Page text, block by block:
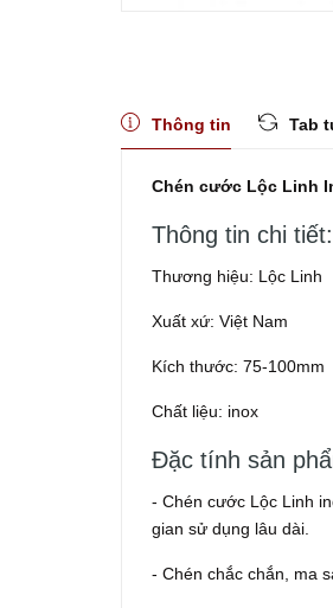
Thông tin Tab
Chén cước Lộc Linh
Thông tin chi tiết:
Thương hiệu: Lộc Linh
Xuất xứ: Việt Nam
Kích thước: 75-100mm
Chất liệu: inox
Đặc tính sản
- Chén cước Lộc Linh
gian sử dụng lâu dài.
- Chén chắc chắn, ma